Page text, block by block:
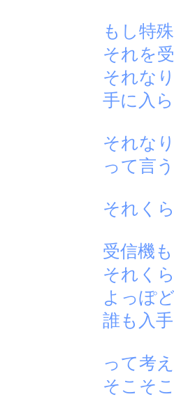
もし特
それを
それな
手に入
それな
って言
それく
受信機
それく
よっぽ
誰も入
って考
そこそ